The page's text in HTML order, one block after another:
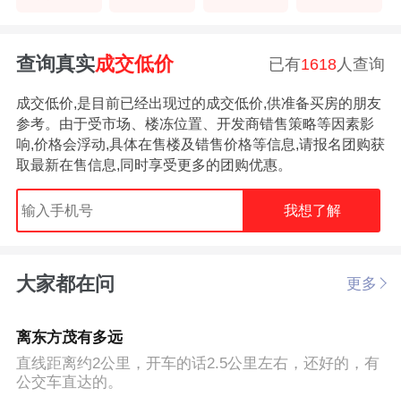
查询真实成交低价 已有1618 人查询
成交低价,是目前已经出现过的成交低价,供准备买房的朋友
参考。由于受市场、楼冻位置、开发商错售策略等因素影
响,价格会浮动,具体在售楼及错售价格等信息,请报名团购获
取最新在售信息,同时享受更多的团购优惠。
我想了解
大家都在问 更多
离东方茂有多远
直线距离约2公里，开车的话2.5公里左右，还好的，有
公交车直达的。